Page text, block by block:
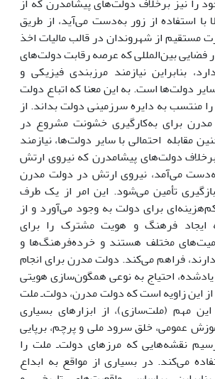
با استفاده از زور به‌دست مى‌آید، از طریق
مستقیم از شهروندان در قالب مالیات اخذ
فضایى بین‌المللى که عرصه رقابت دولت‌هاى
بنابراین نیازمند مرزبندى فیزیکى و
دولت‌ها است. به این معنا که اتباع دولت
منتسب به دایره سرزمینى دولت بداند. از
براى به‌کارگیرى خشونت مشروع در
مقابله احتمالى با سایر دولت‌ها، نیازمند
دولت‌هاى پیشامدرن که نیروى ارتش
مى‌آمد، نیروى ارتش در دولت مدرن
تأمین مى‌شود. این امر از یک طرف
براى دولت به وجود مى‌آورد و از
ایجاد فرهنگ و هویت مشترک را براى
مختلف هستند و خرده‌فرهنگ‌ها و
فراهم مى‌کند. دولت مدرن براى انجام
احتیاج به نوعى همگون‌سازى هویتى
این زاویه است که دولت مدرن، دولت‌ـ ملت
مهم (ملت‌سازى)، از ابزارهاى بسیارى
عمومى، خلق سرود ملى و پرچم، برپایى
نقشه‌هایى که مرزهاى دولت‌ـ ملت را
مى‌کند. در بسیارى از مواقع به ابداع